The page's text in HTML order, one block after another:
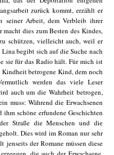
zurück kommt, erzählt er
seiner Arbeit, dem Verbleib ihrer
dies zum Besten des Kindes,
schützen, vielleicht auch, weil er
begibt sich auf die Suche nach
sie für das Radio hält. Für mich ist
betrogene Kind, dem noch
werden das viele Leser
auch um die Wahrheit betrogen,
muss: Während die Erwachsenen
schöne erfundene Geschichten
Straße die Menschen und die
Dies wird im Roman nur sehr
jenseits der Romane müssen diese